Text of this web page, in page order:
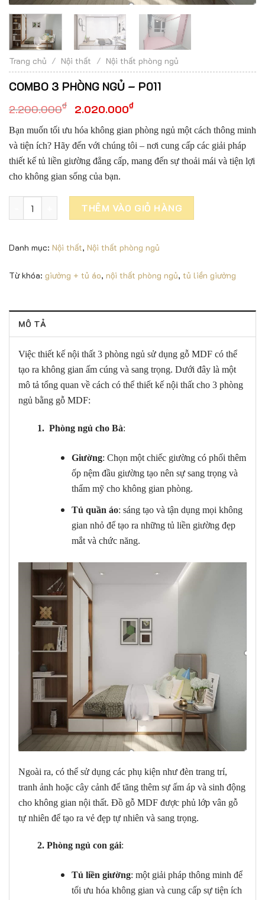
Trang chủ / Nội thất / Nội thất phòng ngủ
COMBO 3 PHÒNG NGỦ – P011
2.200.000₫ 2.020.000₫
Bạn muốn tối ưu hóa không gian phòng ngủ một cách thông minh
và tiện ích? Hãy đến với chúng tôi – nơi cung cấp các giải pháp
thiết kế tủ liền giường đẳng cấp, mang đến sự thoải mái và tiện lợi
cho không gian sống của bạn.
COMBO 3 PHÒNG NGỦ - P011 số lượng
THÊM VÀO GIỎ HÀNG
Danh mục: Nội thất, Nội thất phòng ngủ
Từ khóa: giường + tủ áo, nội thất phòng ngủ, tủ liền giường
MÔ TẢ
Việc thiết kế nội thất 3 phòng ngủ sử dụng gỗ MDF có thể
tạo ra không gian ấm cúng và sang trọng. Dưới đây là một
mô tả tổng quan về cách có thể thiết kế nội thất cho 3 phòng
ngủ bằng gỗ MDF:
1. Phòng ngủ cho Bà:
Giường: Chọn một chiếc giường có phối thêm
ốp nệm đầu giường tạo nên sự sang trọng và
thẩm mỹ cho không gian phòng.
Tủ quần áo: sáng tạo và tận dụng mọi không
gian nhỏ để tạo ra những tủ liền giường đẹp
mắt và chức năng.
Ngoài ra, có thể sử dụng các phụ kiện như đèn trang trí,
tranh ảnh hoặc cây cảnh để tăng thêm sự ấm áp và sinh động
cho không gian nội thất. Đồ gỗ MDF được phủ lớp vân gỗ
tự nhiên để tạo ra vẻ đẹp tự nhiên và sang trọng.
2. Phòng ngủ con gái:
Tủ liền giường: một giải pháp thông minh để
tối ưu hóa không gian và cung cấp sự tiện ích